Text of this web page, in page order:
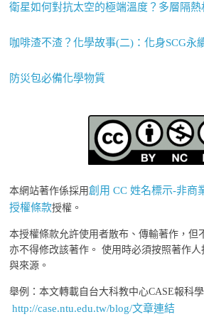
衛星如何對抗太空的極端溫度？多層隔熱
咖啡渣不渣？化學故事(二)：化身SCG永
防災包必備化學物質
本網站著作係採用創用 CC 姓名標示-非商
授權條款授權。
本授權條款允許使用者散布、傳輸著作，但
亦不得修改該著作。 使用時必須按照著作
與來源。
舉例：本文轉載自台大科教中心CASE報科
http://case.ntu.edu.tw/blog/文章連結